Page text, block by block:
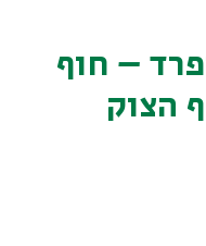
– חוף
הצוק